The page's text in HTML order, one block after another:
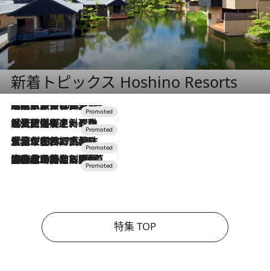
新着トピックス Hoshino Resorts
2026.7.31
【ホテル帰省】という選択肢をOMOが提案。家族とほどよい距離を保つには「昼は実家、夜は気兼ねなくホテルで！」
2026.7.24
【夏限定ディナーコース】旬を迎える稚鮎や花ズッキーニなどをイタリア・トスカーナの郷土料理の手法で満喫！
2026.7.17
「土佐和ハーブかき氷」がOMO7高知に登場！生姜、山椒、大葉など目にも舌にも涼を呼ぶ郷土の味
2026.7.10
NEW OPEN！【界 草津】名湯の地に誕生。趣の異なる2種の温泉と上州ならではの会席・蕎麦割烹など美食を味わう究極の癒やし旅
特集 TOP